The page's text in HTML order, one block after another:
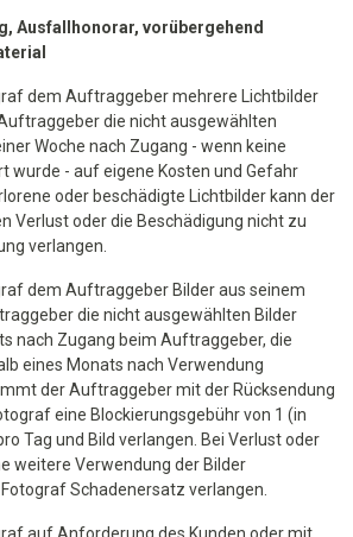
Ausfallhonorar, vorübergehend
dem Auftraggeber mehrere Lichtbilder
die nicht ausgewählten
Woche nach Zugang - wenn keine
wurde - auf eigene Kosten und Gefahr
oder beschädigte Lichtbilder kann der
Verlust oder die Beschädigung nicht zu
verlangen.
dem Auftraggeber Bilder aus seinem
die nicht ausgewählten Bilder
nach Zugang beim Auftraggeber, die
eines Monats nach Verwendung
der Auftraggeber mit der Rücksendung
eine Blockierungsgebühr von 1 (in
Tag und Bild verlangen. Bei Verlust oder
weitere Verwendung der Bilder
Schadenersatz verlangen.